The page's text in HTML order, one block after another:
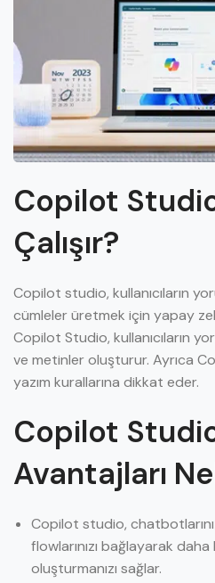
Copilot
Çalışır?
Copilot studio, kullanıcıların
cümleler üretmek için yapay
Copilot Studio, kullanıcıların
ve metinler oluşturur. Ayrıca
yazım kurallarına dikkat eder.
Copilot
Avantajları
Copilot studio,
flowlarınızı bağlayarak
oluşturmanızı sağlar.